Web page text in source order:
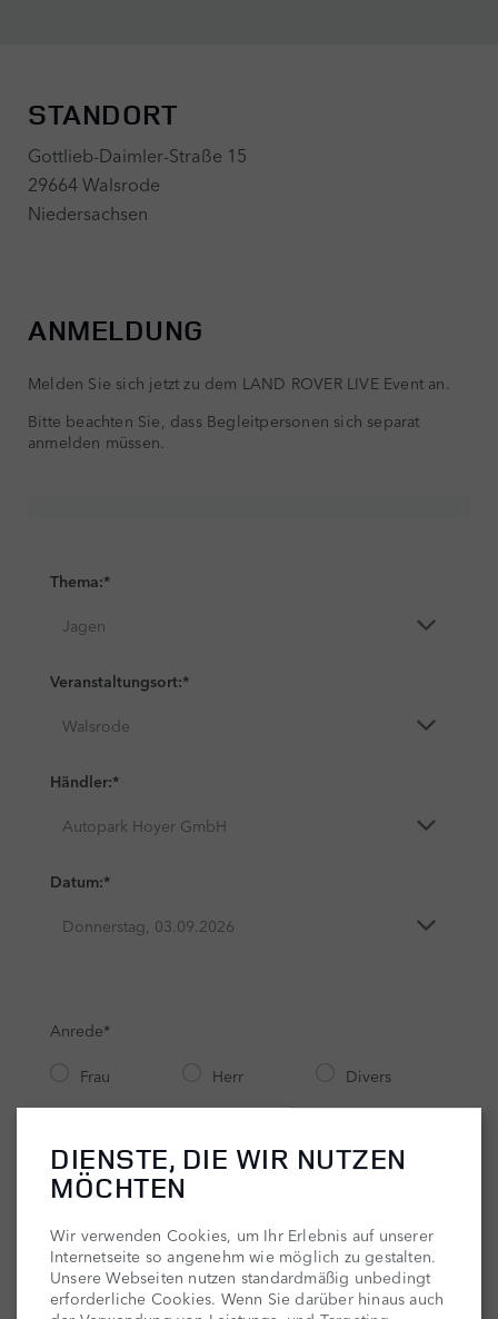
STANDORT
Gottlieb-Daimler-Straße 15
29664 Walsrode
Niedersachsen
ANMELDUNG
Melden Sie sich jetzt zu dem LAND ROVER LIVE Event an.
Bitte beachten Sie, dass Begleitpersonen sich separat
anmelden müssen.
DIENSTE, DIE WIR NUTZEN
MÖCHTEN
Wir verwenden Cookies, um Ihr Erlebnis auf unserer
Internetseite so angenehm wie möglich zu gestalten.
Unsere Webseiten nutzen standardmäßig unbedingt
erforderliche Cookies. Wenn Sie darüber hinaus auch